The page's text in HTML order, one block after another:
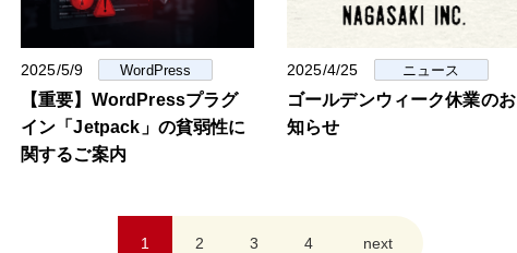
2025/5/9 WordPress
【重要】WordPressプラグ
イン「Jetpack」の貧弱性に
関するご案内
2025/4/25 ニュース
ゴールデンウィーク休業のお
知らせ
1 2 3 4 next